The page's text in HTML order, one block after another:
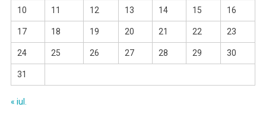
10 11 12 13 14 15 16
17 18 19 20 21 22 23
24 25 26 27 28 29 30
31
« iul.